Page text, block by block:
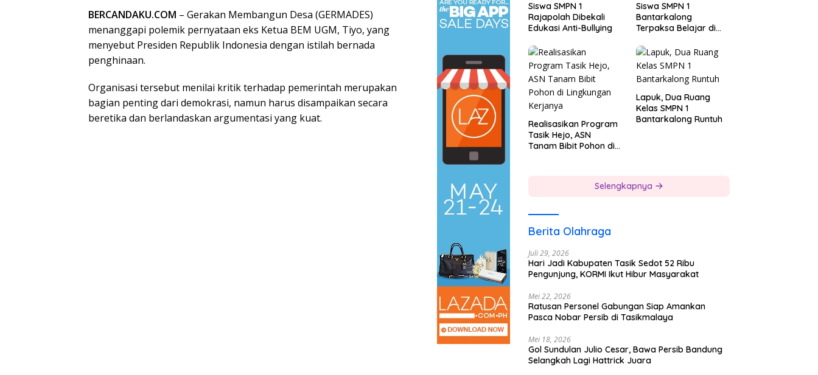
BERCANDAKU.COM – Gerakan Membangun Desa (GERMADES)
menanggapi polemik pernyataan eks Ketua BEM UGM, Tiyo, yang
menyebut Presiden Republik Indonesia dengan istilah bernada
penghinaan.
Organisasi tersebut menilai kritik terhadap pemerintah merupakan
bagian penting dari demokrasi, namun harus disampaikan secara
beretika dan berlandaskan argumentasi yang kuat.
Siswa SMPN 1
Rajapolah Dibekali
Edukasi Anti-Bullying
Siswa SMPN 1
Bantarkalong
Terpaksa Belajar di
Realisasikan Program
Tasik Hejo, ASN
Tanam Bibit Pohon di
Lapuk, Dua Ruang
Kelas SMPN 1
Bantarkalong Runtuh
Selengkapnya
Berita Olahraga
Juli 29, 2026
Hari Jadi Kabupaten Tasik Sedot 52 Ribu
Pengunjung, KORMI Ikut Hibur Masyarakat
Mei 22, 2026
Ratusan Personel Gabungan Siap Amankan
Pasca Nobar Persib di Tasikmalaya
Mei 18, 2026
Gol Sundulan Julio Cesar, Bawa Persib Bandung
Selangkah Lagi Hattrick Juara